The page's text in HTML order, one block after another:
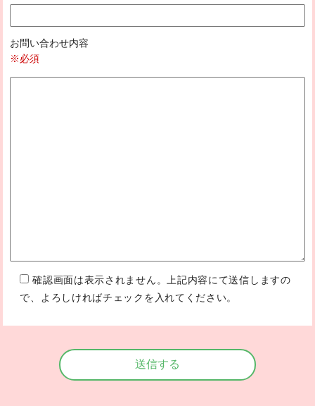
お問い合わせ内容
※必須
確認画面は表示されません。上記内容にて送信しますの
で、よろしければチェックを入れてください。